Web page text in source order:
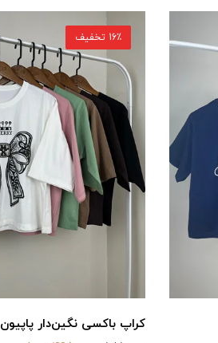
کراپ باکسی نگین‌دار پاپیون
16٪ تخفیف